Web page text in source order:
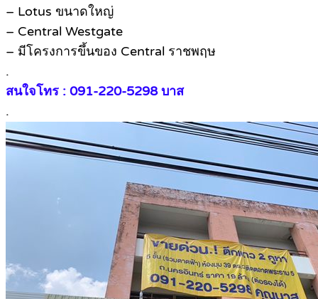
– Lotus ขนาดใหญ่
– Central Westgate
– มีโครงการขึ้นของ Central ราชพฤษ
.
สนใจโทร : 091-220-5298 บาส
.